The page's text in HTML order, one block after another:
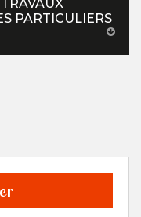
PARTICULIERS